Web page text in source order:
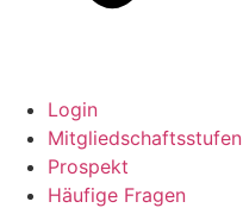
Login
Mitgliedschaftsstufen
Prospekt
Häufige Fragen